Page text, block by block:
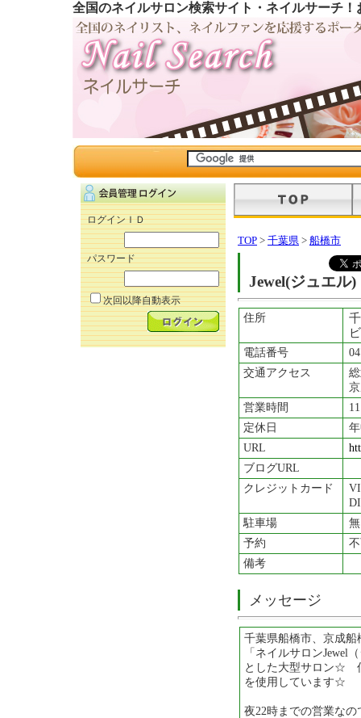
全国のネイルサロン検索サイト・ネイルサーチ
ログインＩＤ
パスワード
次回以降自動表示
TOP > 千葉県 > 船橋市
Jewel(ジュエル)
住所
電話番号
交通アクセス
営業時間
定休日
URL
ブログURL
クレジットカード
駐車場
無
予約
備考
メッセージ
千葉県船橋市、京成船
「ネイルサロンJewel
とした大型サロン☆
を使用しています☆
夜22時までの営業な